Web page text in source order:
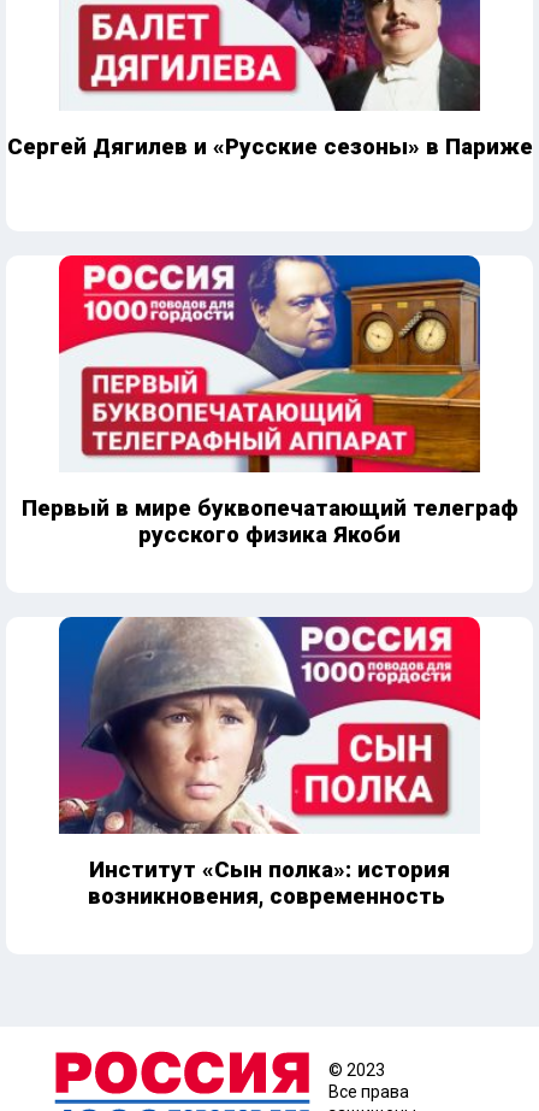
Сергей Дягилев и «Русские сезоны» в Париже
Первый в мире буквопечатающий телеграф
русского физика Якоби
Институт «Сын полка»: история
возникновения, современность
© 2023
Все права